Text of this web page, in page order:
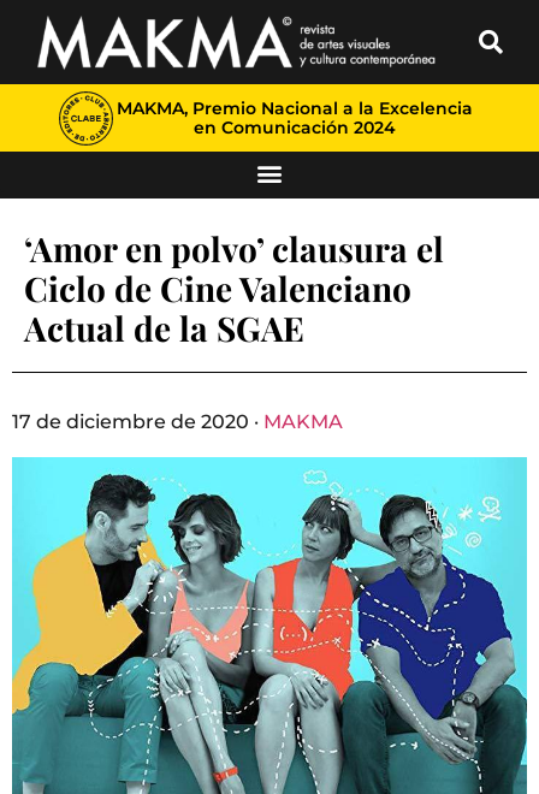
MAKMA, Premio Nacional a la Excelencia
en Comunicación 2024
‘Amor en polvo’ clausura el
Ciclo de Cine Valenciano
Actual de la SGAE
17 de diciembre de 2020 · MAKMA